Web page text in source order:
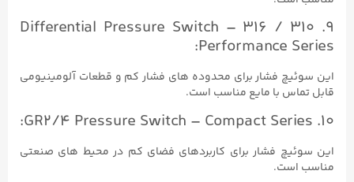
9. 310 / 316 Differential Pressure Switch –
Performance Series:
این سوئیچ فشار برای محدوده های فشار کم و قطعات آلومینیومی
قابل تماس با مایع مناسب است.
10. GR2/4 Pressure Switch – Compact Series:
این سوئیچ فشار برای کاربردهای فضای کم در محیط های صنعتی
مناسب است.